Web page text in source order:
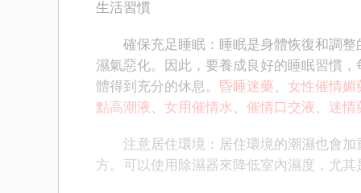
生活習慣
確保充足睡眠：睡眠是身體恢復和調整
濕氣惡化。因此，要養成良好的睡眠習慣
體得到充分的休息。 昏睡迷藥、 女性催情媚
點高潮液、 女用催情水、 催情口交液、 迷情
注意居住環境：居住環境的潮濕也會加
方。可以使用除濕器來降低室內濕度，尤